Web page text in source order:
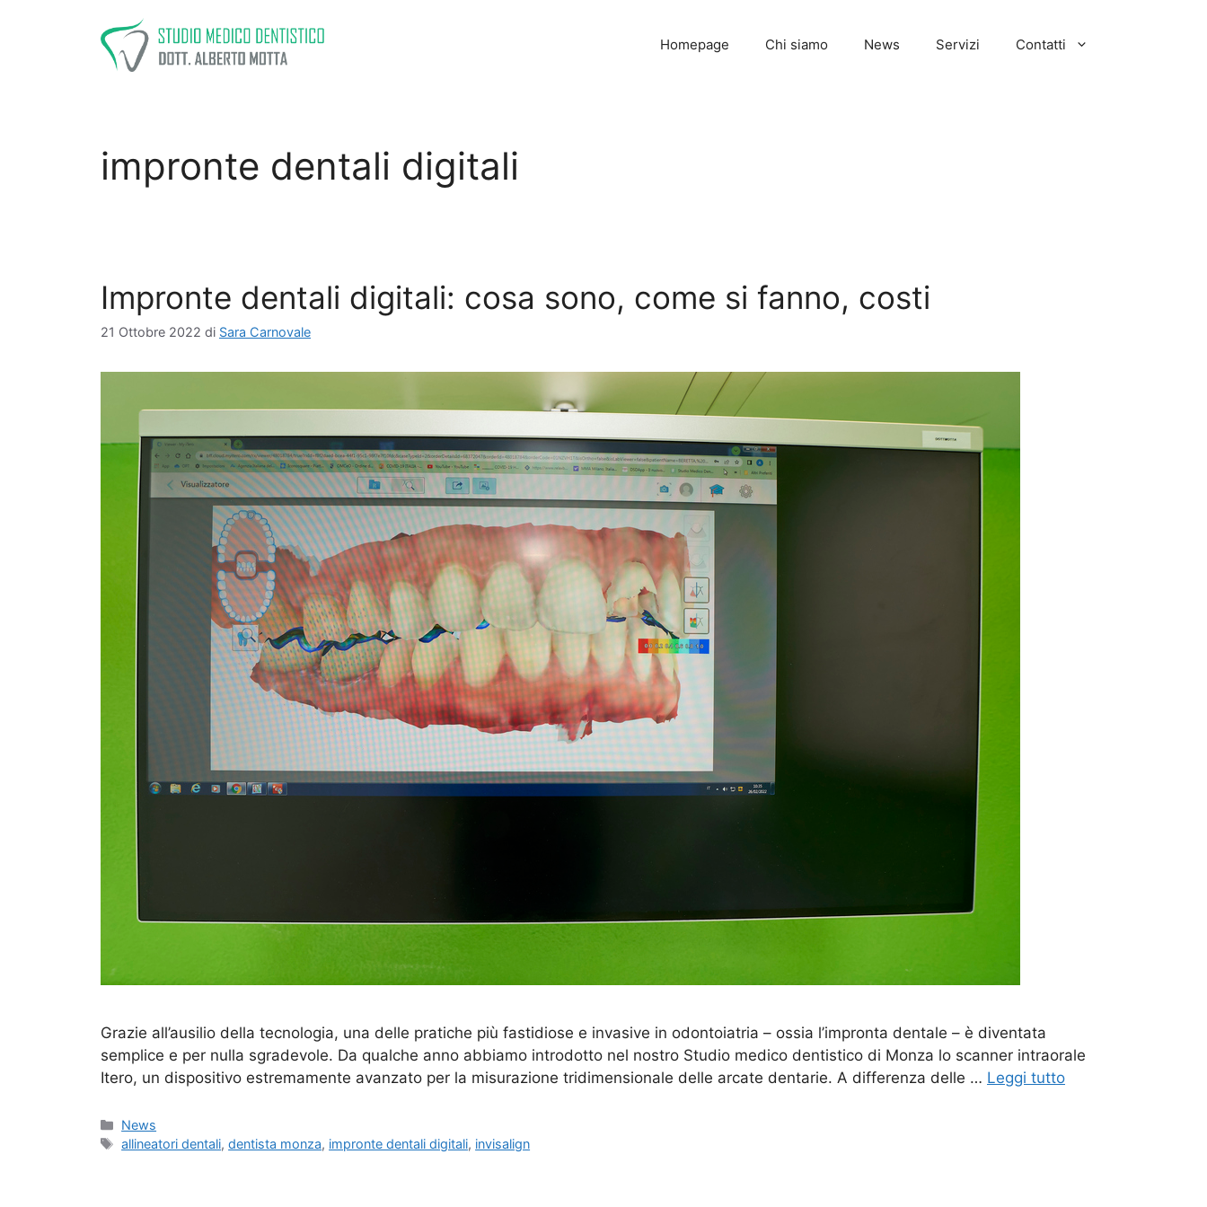
Homepage Chi siamo News Servizi Contatti
impronte dentali digitali
Impronte dentali digitali: cosa sono, come si fanno, costi
21 Ottobre 2022 di Sara Carnovale
Grazie all’ausilio della tecnologia, una delle pratiche più fastidiose e invasive in odontoiatria – ossia l’impronta dentale – è diventata
semplice e per nulla sgradevole. Da qualche anno abbiamo introdotto nel nostro Studio medico dentistico di Monza lo scanner intraorale
Itero, un dispositivo estremamente avanzato per la misurazione tridimensionale delle arcate dentarie. A differenza delle … Leggi tutto
Categorie
News
Tag
allineatori dentali,dentista monza, impronte dentali digitali, invisalign